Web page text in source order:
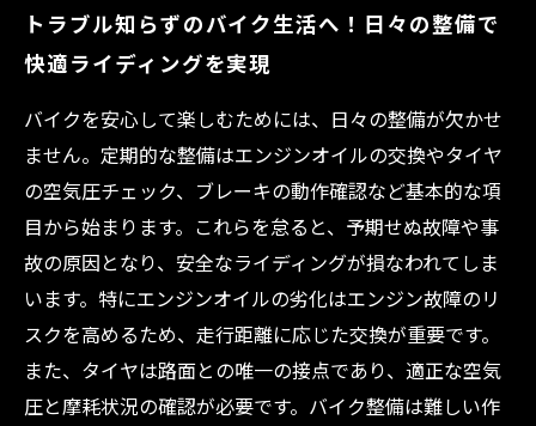
トラブル知らずのバイク生活へ！日々の整備で
快適ライディングを実現
バイクを安心して楽しむためには、日々の整備が欠かせ
ません。定期的な整備はエンジンオイルの交換やタイヤ
の空気圧チェック、ブレーキの動作確認など基本的な項
目から始まります。これらを怠ると、予期せぬ故障や事
故の原因となり、安全なライディングが損なわれてしま
います。特にエンジンオイルの劣化はエンジン故障のリ
スクを高めるため、走行距離に応じた交換が重要です。
また、タイヤは路面との唯一の接点であり、適正な空気
圧と摩耗状況の確認が必要です。バイク整備は難しい作